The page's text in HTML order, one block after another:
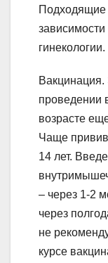
Подходящие
зависимости
гинекологии.
проведении
возрасте
Чаще
14 лет.
– через 1-2
через
не
курсе